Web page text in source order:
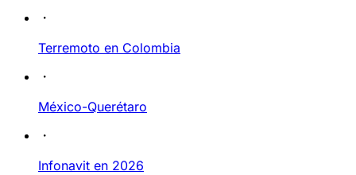
Terremoto en Colombia
México-Querétaro
Infonavit en 2026